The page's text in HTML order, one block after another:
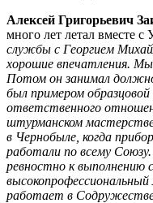
Алексей Григорьевич
много лет летал вместе
службы с Георгием
хорошие впечатления. Мы
Потом он занимал
был примером образцовой
ответственного
штурманском
в Чернобыле, когда
работали по всему Союзу.
ревностно к выполнению
работает в